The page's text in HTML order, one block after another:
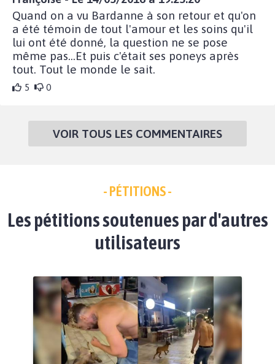
Quand on a vu Bardanne à son retour et qu'on
a été témoin de tout l'amour et les soins qu'il
lui ont été donné, la question ne se pose
même pas...Et puis c'était ses poneys après
tout. Tout le monde le sait.
5 0
VOIR TOUS LES COMMENTAIRES
- PÉTITIONS -
Les pétitions soutenues par d'autres
utilisateurs